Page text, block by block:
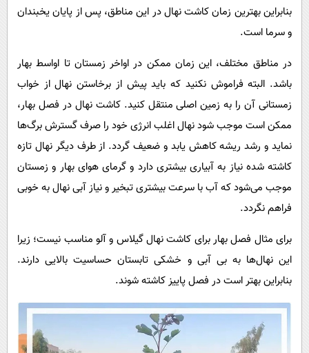
بنابراین بهترین زمان کاشت نهال در این مناطق، پس از پایان یخبندان
و سرما است.
در مناطق مختلف، این زمان ممکن در اواخر زمستان تا اواسط بهار
باشد. البته فراموش نکنید که باید پیش از برخاستن نهال از خواب
زمستانی آن را به زمین اصلی منتقل کنید. کاشت نهال در فصل بهار،
ممکن است موجب شود نهال اغلب انرژی خود را صرف گسترش برگ‌ها
نماید و رشد ریشه کاهش یابد و ضعیف گردد. از طرف دیگر نهال تازه
کاشته شده نیاز به آبیاری بیشتری دارد و گرمای هوای بهار و زمستان
موجب می‌شود که آب با سرعت بیشتری تبخیر و نیاز آبی نهال به خوبی
فراهم نگردد.
برای مثال فصل بهار برای کاشت نهال گیلاس و آلو مناسب نیست؛ زیرا
این نهال‌ها به بی آبی و خشکی تابستان حساسیت بالایی دارند.
بنابراین بهتر است در فصل پاییز کاشته شوند.